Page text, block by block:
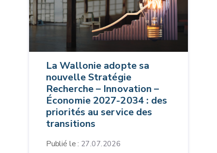
La Wallonie adopte sa
nouvelle Stratégie
Recherche – Innovation –
Économie 2027-2034 : des
priorités au service des
transitions
Publié le : 27.07.2026